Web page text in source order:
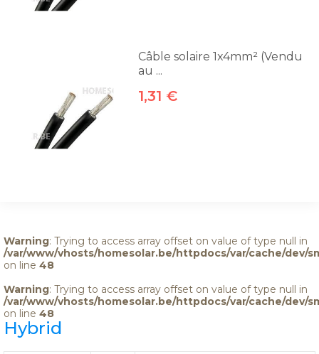
Câble solaire 1x4mm² (Vendu
au ...
1,31 €
Warning: Trying to access array offset on value of type null in
/var/www/vhosts/homesolar.be/httpdocs/var/cache/dev/
on line 48
Warning: Trying to access array offset on value of type null in
/var/www/vhosts/homesolar.be/httpdocs/var/cache/dev/
on line 48
Hybrid